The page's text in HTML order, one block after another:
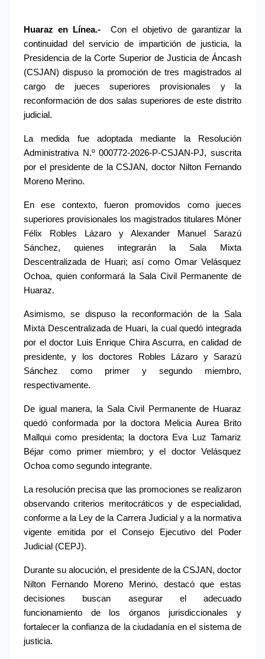
Huaraz en Línea.-
Con el objetivo de garantizar la
continuidad del servicio de impartición de justicia, la
Presidencia de la Corte Superior de Justicia de Áncash
(CSJAN) dispuso la promoción de tres magistrados al
cargo de jueces superiores provisionales y la
reconformación de dos salas superiores de este distrito
judicial.
La medida fue adoptada mediante la Resolución
Administrativa N.º 000772-2026-P-CSJAN-PJ, suscrita
por el presidente de la CSJAN, doctor Nilton Fernando
Moreno Merino.
En ese contexto, fueron promovidos como jueces
superiores provisionales los magistrados titulares Móner
Félix Robles Lázaro y Alexander Manuel Sarazú
Sánchez, quienes integrarán la Sala Mixta
Descentralizada de Huari; así como Omar Velásquez
Ochoa, quien conformará la Sala Civil Permanente de
Huaraz.
Asimismo, se dispuso la reconformación de la Sala
Mixta Descentralizada de Huari, la cual quedó integrada
por el doctor Luis Enrique Chira Ascurra, en calidad de
presidente, y los doctores Robles Lázaro y Sarazú
Sánchez como primer y segundo miembro,
respectivamente.
De igual manera, la Sala Civil Permanente de Huaraz
quedó conformada por la doctora Melicia Aurea Brito
Mallqui como presidenta; la doctora Eva Luz Tamariz
Béjar como primer miembro; y el doctor Velásquez
Ochoa como segundo integrante.
La resolución precisa que las promociones se realizaron
observando criterios meritocráticos y de especialidad,
conforme a la Ley de la Carrera Judicial y a la normativa
vigente emitida por el Consejo Ejecutivo del Poder
Judicial (CEPJ).
Durante su alocución, el presidente de la CSJAN, doctor
Nilton Fernando Moreno Merino, destacó que estas
decisiones buscan asegurar el adecuado
funcionamiento de los órganos jurisdiccionales y
fortalecer la confianza de la ciudadanía en el sistema de
justicia.